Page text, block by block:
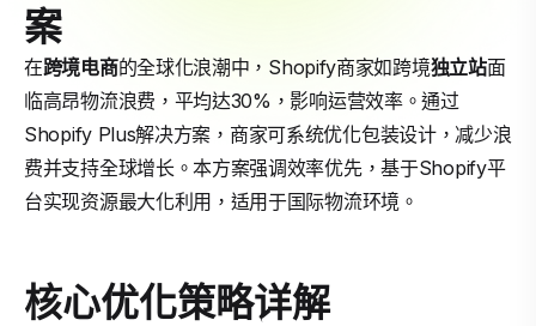
案
在跨境电商的全球化浪潮中，Shopify商家如跨境独立站面
临高昂物流浪费，平均达30%，影响运营效率。通过
Shopify Plus解决方案，商家可系统优化包装设计，减少浪
费并支持全球增长。本方案强调效率优先，基于Shopify平
台实现资源最大化利用，适用于国际物流环境。
核心优化策略详解